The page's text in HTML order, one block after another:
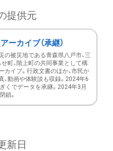
提供元
ーカイブ（承継）
の被災地である青森県八戸市、三
せ町、階上町の共同事業として構
カイブ。行政文書のほか、市民か
、動画や体験談も収録。2024年6
くでデータを承継。2024年3月
鎖。
新日